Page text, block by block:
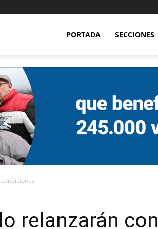
PORTADA SECCIONES
relanzarán con